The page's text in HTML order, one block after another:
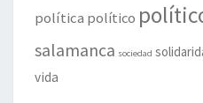
política político
salamanca sociedad
vida